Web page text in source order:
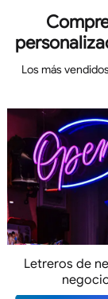
Los más
Letreros de